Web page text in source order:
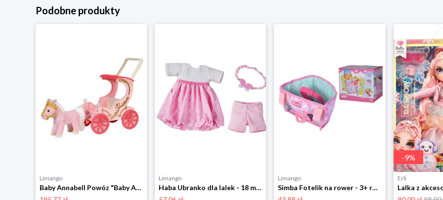
Podobne produkty
Limango
Baby Annabell Powóz "Baby Annabell - Little Sweet" dla lalek - 3+ rozmiar: onesize
Limango
Haba Ubranko dla lalek - 18 m+ rozmiar: onesize
Limango
Simba Fotelik na rower - 3+ rozmiar: onesize
-9%
Erli